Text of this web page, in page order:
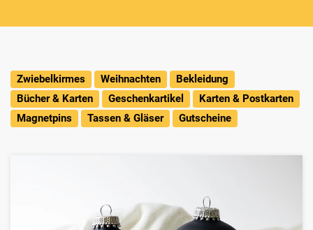
Zwiebelkirmes Weihnachten
Bekleidung
Bücher & Karten
Geschenkartikel
Karten & Postkarten
Magnetpins
Tassen & Gläser Gutscheine